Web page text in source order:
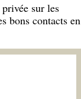
sur les
bons contacts en